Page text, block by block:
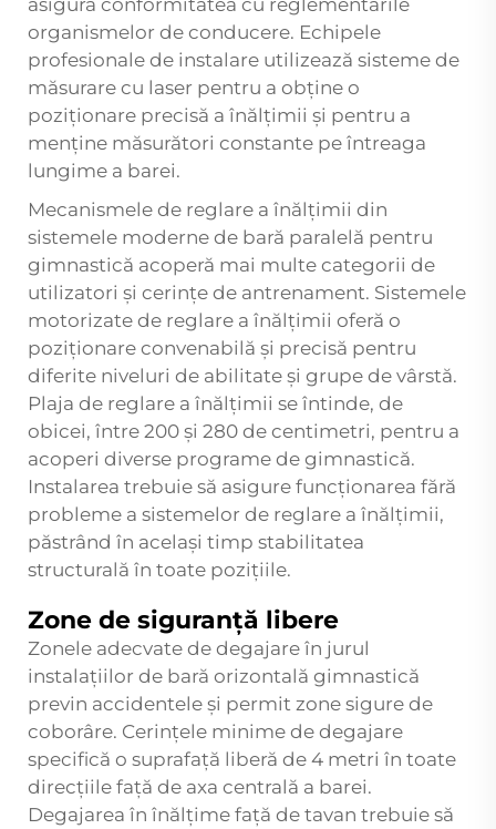
organismelor de conducere. Echipele
profesionale de instalare utilizează sisteme de
măsurare cu laser pentru a obține o
poziționare precisă a înălțimii și pentru a
menține măsurători constante pe întreaga
lungime a barei.
Mecanismele de reglare a înălțimii din
sistemele moderne de bară paralelă pentru
gimnastică acoperă mai multe categorii de
utilizatori și cerințe de antrenament. Sistemele
motorizate de reglare a înălțimii oferă o
poziționare convenabilă și precisă pentru
diferite niveluri de abilitate și grupe de vârstă.
Plaja de reglare a înălțimii se întinde, de
obicei, între 200 și 280 de centimetri, pentru a
acoperi diverse programe de gimnastică.
Instalarea trebuie să asigure funcționarea fără
probleme a sistemelor de reglare a înălțimii,
păstrând în același timp stabilitatea
structurală în toate pozițiile.
Zone de siguranță libere
Zonele adecvate de degajare în jurul
instalațiilor de bară orizontală gimnastică
previn accidentele și permit zone sigure de
coborâre. Cerințele minime de degajare
specifică o suprafață liberă de 4 metri în toate
direcțiile față de axa centrală a barei.
Degajarea în înălțime față de tavan trebuie să